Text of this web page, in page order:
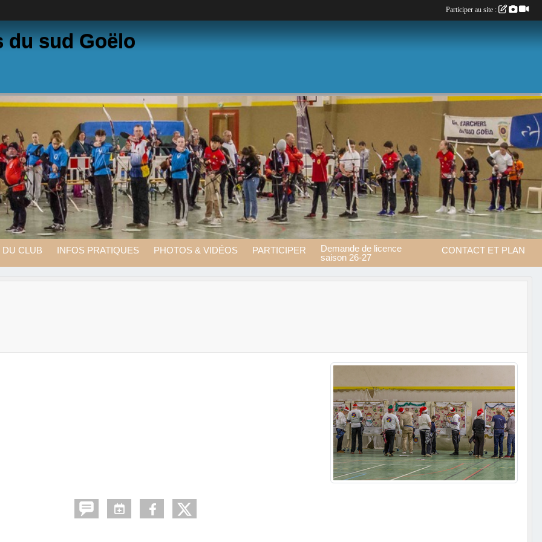
du sud Goëlo
DU CLUB INFOS PRATIQUES PHOTOS & VIDÉOS PARTICIPER
Demande de licence
saison 26-27
CONTACT ET PLAN
Participer au site :